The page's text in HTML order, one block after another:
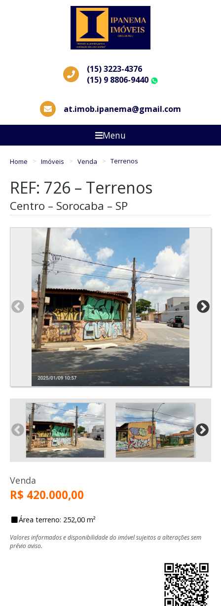
(15) 3223-4376
(15) 9 8806-9440
at.imob.ipanema@gmail.com
Menu
Home Imóveis Venda Terrenos
REF: 726 – Terrenos
Centro – Sorocaba – SP
Venda
R$ 420.000,00
Área terreno: 252,00 m²
Valores informados e disponibilidade do imóvel sujeitos a alterações sem
prévio aviso.